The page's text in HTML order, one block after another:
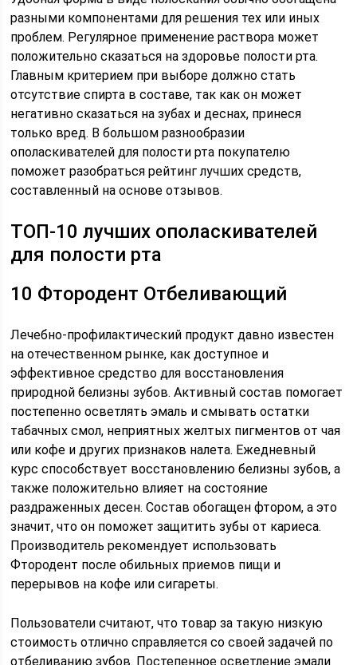
разными компонентами для решения тех или иных
проблем. Регулярное применение раствора может
положительно сказаться на здоровье полости рта.
Главным критерием при выборе должно стать
отсутствие спирта в составе, так как он может
негативно сказаться на зубах и деснах, принеся
только вред. В большом разнообразии
ополаскивателей для полости рта покупателю
поможет разобраться рейтинг лучших средств,
составленный на основе отзывов.
ТОП-10 лучших ополаскивателей
для полости рта
10 Фтородент Отбеливающий
Лечебно-профилактический продукт давно известен
на отечественном рынке, как доступное и
эффективное средство для восстановления
природной белизны зубов. Активный состав помогает
постепенно осветлять эмаль и смывать остатки
табачных смол, неприятных желтых пигментов от чая
или кофе и других признаков налета. Ежедневный
курс способствует восстановлению белизны зубов, а
также положительно влияет на состояние
раздраженных десен. Состав обогащен фтором, а это
значит, что он поможет защитить зубы от кариеса.
Производитель рекомендует использовать
Фтородент после обильных приемов пищи и
перерывов на кофе или сигареты.
Пользователи считают, что товар за такую низкую
стоимость отлично справляется со своей задачей по
отбеливанию зубов. Постепенное осветление эмали